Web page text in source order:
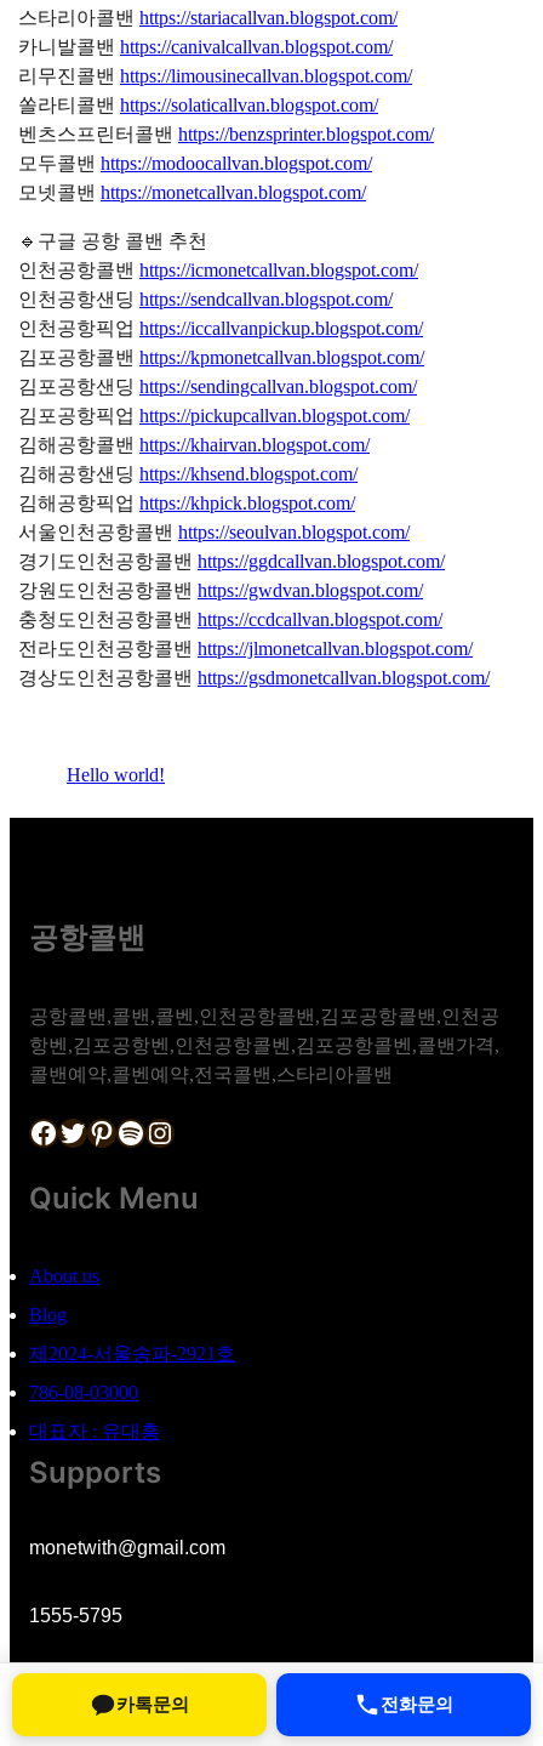
스타리아콜밴https://stariacallvan.blogspot.com/
카니발콜밴https://canivalcallvan.blogspot.com/
리무진콜밴https://limousinecallvan.blogspot.com/
쏠라티콜밴https://solaticallvan.blogspot.com/
벤츠스프린터콜밴https://benzsprinter.blogspot.com/
모두콜밴https://modoocallvan.blogspot.com/
모넷콜밴https://monetcallvan.blogspot.com/
🔹구글 공항 콜밴 추천
인천공항콜밴https://icmonetcallvan.blogspot.com/
인천공항샌딩https://sendcallvan.blogspot.com/
인천공항픽업https://iccallvanpickup.blogspot.com/
김포공항콜밴https://kpmonetcallvan.blogspot.com/
김포공항샌딩https://sendingcallvan.blogspot.com/
김포공항픽업https://pickupcallvan.blogspot.com/
김해공항콜밴https://khairvan.blogspot.com/
김해공항샌딩https://khsend.blogspot.com/
김해공항픽업https://khpick.blogspot.com/
서울인천공항콜밴https://seoulvan.blogspot.com/
경기도인천공항콜밴https://ggdcallvan.blogspot.com/
강원도인천공항콜밴https://gwdvan.blogspot.com/
충청도인천공항콜밴https://ccdcallvan.blogspot.com/
전라도인천공항콜밴https://jlmonetcallvan.blogspot.com/
경상도인천공항콜밴https://gsdmonetcallvan.blogspot.com/
Hello world!
공항콜밴
공항콜밴,콜밴,콜벤,인천공항콜밴,김포공항콜밴,인천공
항벤,김포공항벤,인천공항콜벤,김포공항콜벤,콜밴가격,
콜밴예약,콜벤예약,전국콜밴,스타리아콜밴
Facebook Twitter Pinterest Spotify Instagram
Quick Menu
About us
Blog
제2024-서울송파-2921호
786-08-03000
대표자 : 유대흥
Supports
monetwith@gmail.com
1555-5795
카톡문의 전화문의